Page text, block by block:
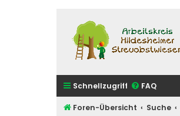
Schnellzugriff FAQ
Foren-Übersicht Suche